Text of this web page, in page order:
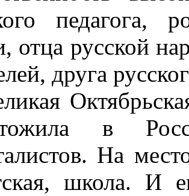
педагога,
отца русской
друга
в
На
школа. И